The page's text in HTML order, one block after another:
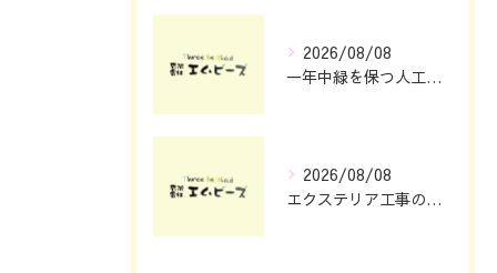
2026/08/08
一年中緑を保つ人工芝の魅力と選び方
2026/08/08
エクステリア工事の理想を静岡県浜松市で叶える費用とデザインのポイント